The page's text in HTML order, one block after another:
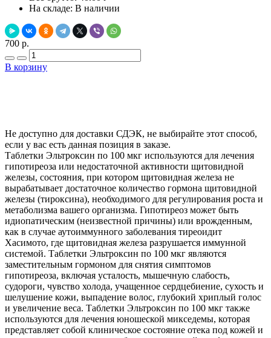
На складе: В наличии
700 р.
В корзину
Не доступно для доставки СДЭК, не выбирайте этот способ,
если у вас есть данная позиция в заказе.
Таблетки Эльтроксин по 100 мкг используются для лечения
гипотиреоза или недостаточной активности щитовидной
железы, состояния, при котором щитовидная железа не
вырабатывает достаточное количество гормона щитовидной
железы (тироксина), необходимого для регулирования роста и
метаболизма вашего организма. Гипотиреоз может быть
идиопатическим (неизвестной причины) или врожденным,
как в случае аутоиммунного заболевания тиреоидит
Хасимото, где щитовидная железа разрушается иммунной
системой. Таблетки Эльтроксин по 100 мкг являются
заместительным гормоном для снятия симптомов
гипотиреоза, включая усталость, мышечную слабость,
судороги, чувство холода, учащенное сердцебиение, сухость и
шелушение кожи, выпадение волос, глубокий хриплый голос
и увеличение веса. Таблетки Эльтроксин по 100 мкг также
используются для лечения юношеской микседемы, которая
представляет собой клиническое состояние отека под кожей и